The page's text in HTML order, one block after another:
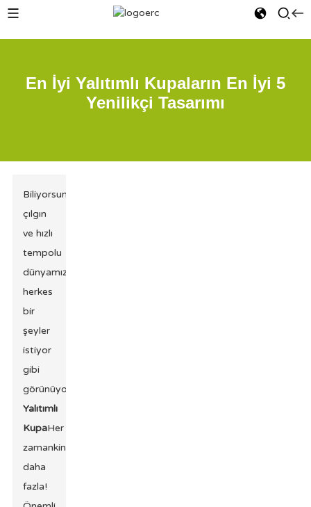
En İyi Yalıtımlı Kupaların En İyi 5
Yenilikçi Tasarımı
Biliyorsun,
çılgın
ve hızlı
tempolu
dünyamızda
herkes
bir
şeyler
istiyor
gibi
görünüyor.
Yalıtımlı
KupaHer
zamankinden
daha
fazla!